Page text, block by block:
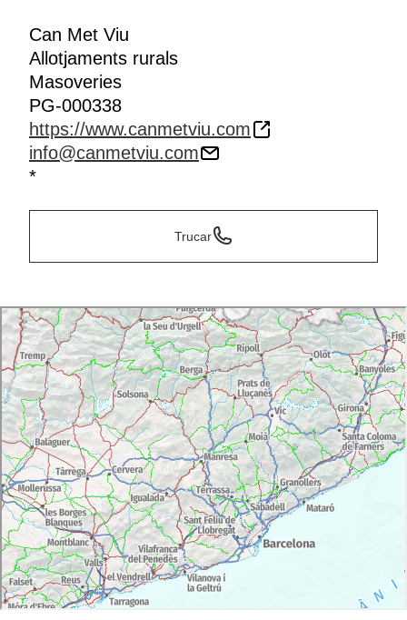
Can Met Viu
Allotjaments rurals
Masoveries
PG-000338
https://www.canmetviu.com
info@canmetviu.com
*
Trucar